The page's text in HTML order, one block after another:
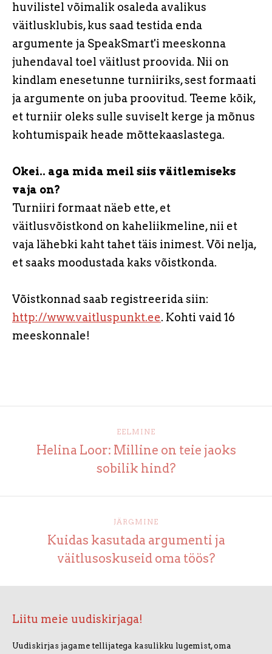
huvilistel võimalik osaleda avalikus
väitlusklubis, kus saad testida enda
argumente ja SpeakSmart'i meeskonna
juhendaval toel väitlust proovida. Nii on
kindlam enesetunne turniiriks, sest formaati
ja argumente on juba proovitud. Teeme kõik,
et turniir oleks sulle suviselt kerge ja mõnus
kohtumispaik heade mõttekaaslastega.
Okei.. aga mida meil siis väitlemiseks
vaja on?
Turniiri formaat näeb ette, et
väitlusvõistkond on kaheliikmeline, nii et
vaja lähebki kaht tahet täis inimest. Või nelja,
et saaks moodustada kaks võistkonda.
Võistkonnad saab registreerida siin:
http://www.vaitluspunkt.ee. Kohti vaid 16
meeskonnale!
EELMINE
Helina Loor: Milline on teie jaoks
sobilik hind?
JÄRGMINE
Kuidas kasutada argumenti ja
väitlusoskuseid oma töös?
Liitu meie uudiskirjaga!
Uudiskirjas jagame tellijatega kasulikku lugemist, oma